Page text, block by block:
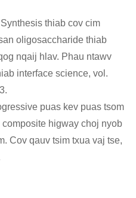
thiab cov cim
oligosaccharide thiab
nqaij hlav. Phau ntawv
interface science, vol.
puas kev puas tsom
higway choj nyob
Cov qauv tsim txua vaj tse,